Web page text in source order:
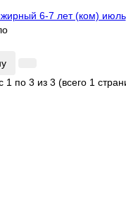
6-7 лет (ком) июль
1 по 3 из 3 (всего 1